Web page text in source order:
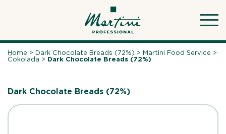
Home >Dark Chocolate Breads (72%) >Martini Food Service >
Čokolada > Dark Chocolate Breads (72%)
Dark Chocolate Breads (72%)